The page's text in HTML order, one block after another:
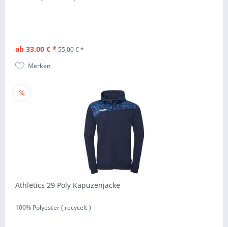
ab 33,00 € * 55,00 € *
Merken
Athletics 29 Poly Kapuzenjacke
100% Polyester ( recycelt )